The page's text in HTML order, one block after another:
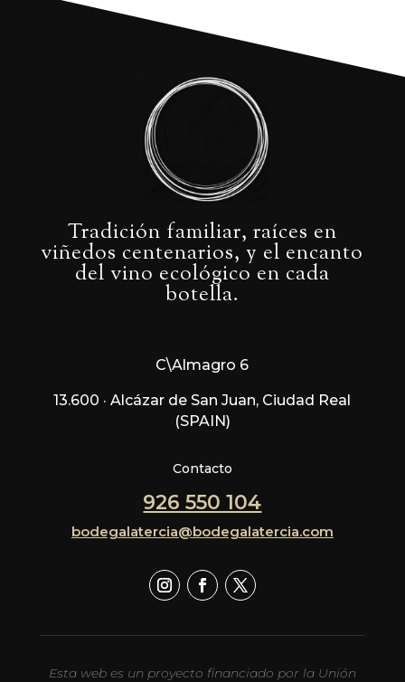
Tradición familiar, raíces en
viñedos centenarios, y el encanto
del vino ecológico en cada
botella.
C\Almagro 6
13.600 · Alcázar de San Juan, Ciudad Real
(SPAIN)
Contacto
926 550 104
bodegalatercia@bodegalatercia.com
Esta web es un proyecto financiado por la Unión